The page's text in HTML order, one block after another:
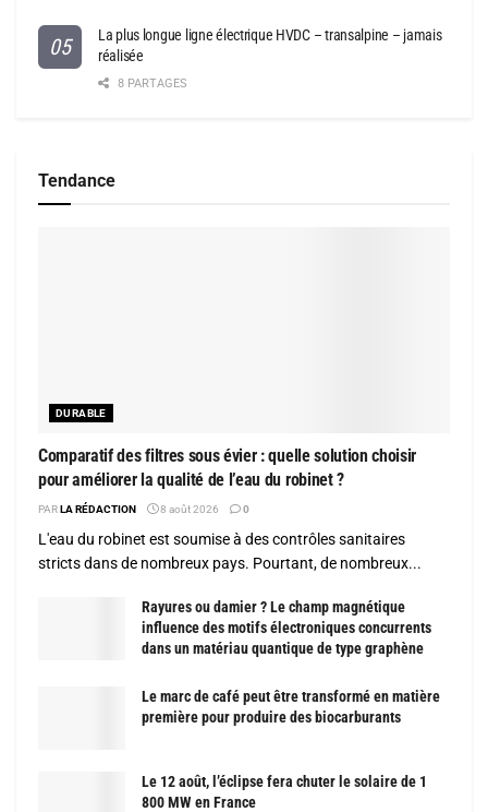
La plus longue ligne électrique HVDC – transalpine – jamais
réalisée
8 PARTAGES
Tendance
DURABLE
Comparatif des filtres sous évier : quelle solution choisir
pour améliorer la qualité de l’eau du robinet ?
PAR LA RÉDACTION 8 août 2026 0
L'eau du robinet est soumise à des contrôles sanitaires
stricts dans de nombreux pays. Pourtant, de nombreux...
Rayures ou damier ? Le champ magnétique
influence des motifs électroniques concurrents
dans un matériau quantique de type graphène
Le marc de café peut être transformé en matière
première pour produire des biocarburants
Le 12 août, l’éclipse fera chuter le solaire de 1
800 MW en France